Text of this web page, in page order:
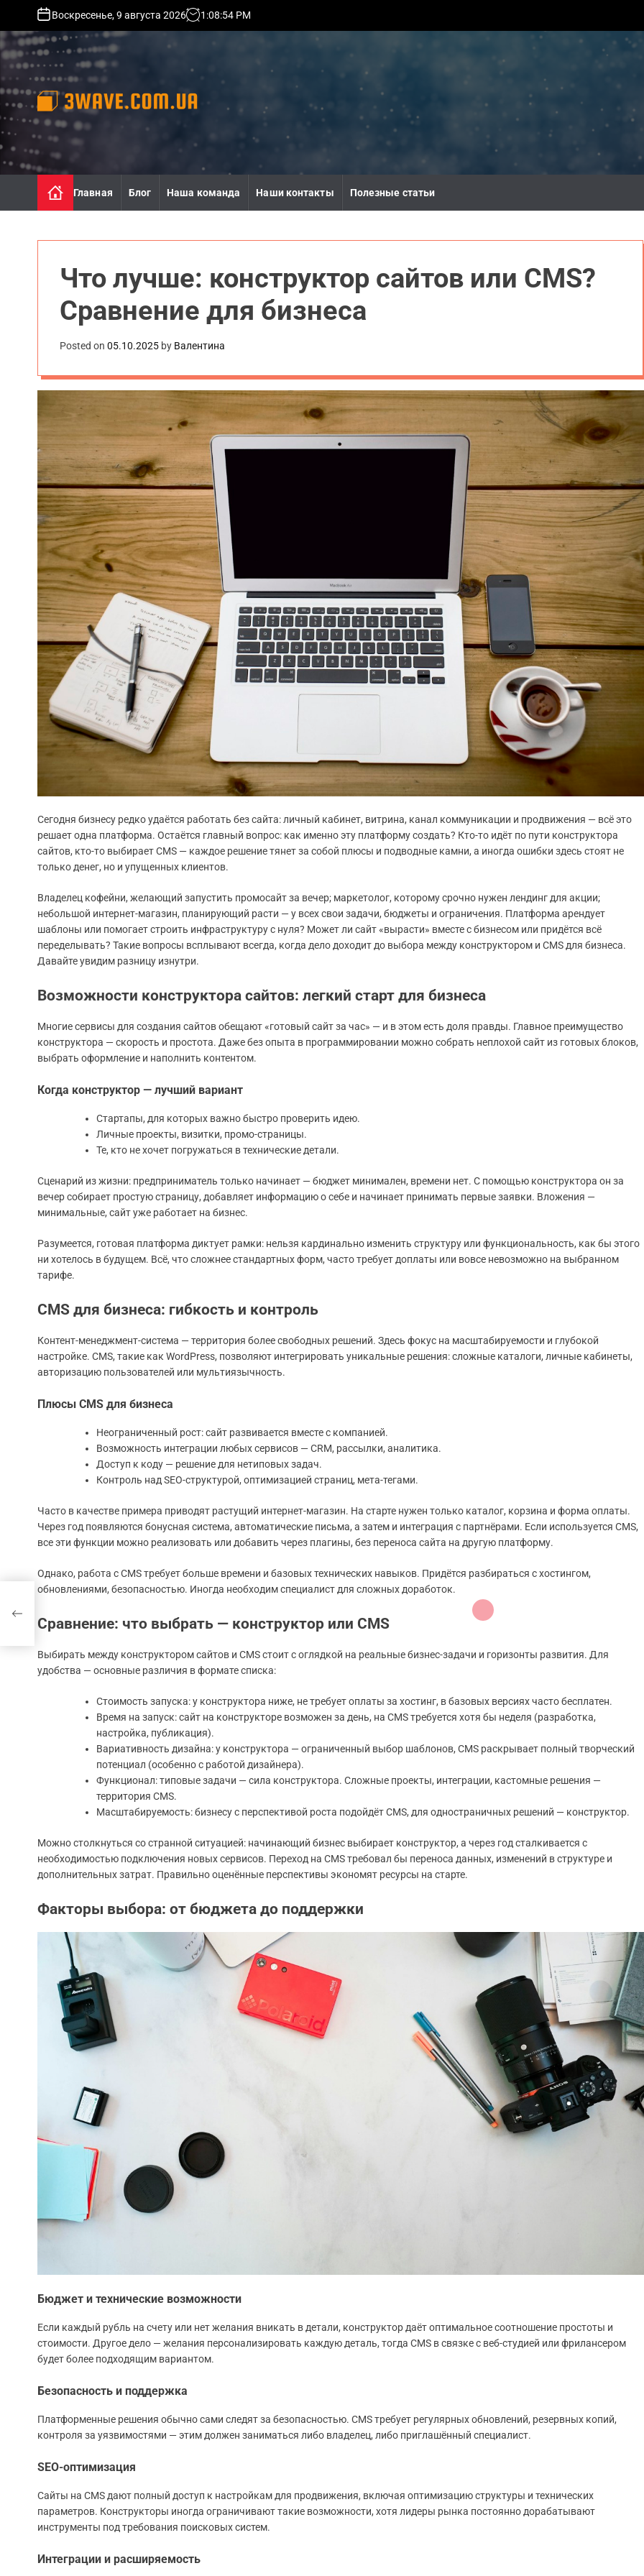
p
o
o
n
t
e
Воскресенье, 9 августа 2026 1 :08:56 PM
3
w
a
v
c
Главная Блог Наша команда Наши контакты Полезные статьи
Что лучше: конструктор сайтов или CMS?
Сравнение для бизнеса
Posted on 05.10.2025 by Валентина
Сегодня бизнесу редко удаётся работать без сайта: личный кабинет, витрина, канал коммуникации и продвижения — всё это
решает одна платформа. Остаётся главный вопрос: как именно эту платформу создать? Кто-то идёт по пути конструктора
сайтов, кто-то выбирает CMS — каждое решение тянет за собой плюсы и подводные камни, а иногда ошибки здесь стоят не
только денег, но и упущенных клиентов.
Владелец кофейни, желающий запустить промосайт за вечер; маркетолог, которому срочно нужен лендинг для акции;
небольшой интернет-магазин, планирующий расти — у всех свои задачи, бюджеты и ограничения. Платформа арендует
шаблоны или помогает строить инфраструктуру с нуля? Может ли сайт «вырасти» вместе с бизнесом или придётся всё
переделывать? Такие вопросы всплывают всегда, когда дело доходит до выбора между конструктором и CMS для бизнеса.
Давайте увидим разницу изнутри.
Возможности конструктора сайтов: легкий старт для бизнеса
Многие сервисы для создания сайтов обещают «готовый сайт за час» — и в этом есть доля правды. Главное преимущество
конструктора — скорость и простота. Даже без опыта в программировании можно собрать неплохой сайт из готовых блоков,
выбрать оформление и наполнить контентом.
Когда конструктор — лучший вариант
Стартапы, для которых важно быстро проверить идею.
Личные проекты, визитки, промо-страницы.
Те, кто не хочет погружаться в технические детали.
Сценарий из жизни: предприниматель только начинает — бюджет минимален, времени нет. С помощью конструктора он за
вечер собирает простую страницу, добавляет информацию о себе и начинает принимать первые заявки. Вложения —
минимальные, сайт уже работает на бизнес.
Разумеется, готовая платформа диктует рамки: нельзя кардинально изменить структуру или функциональность, как бы этого
ни хотелось в будущем. Всё, что сложнее стандартных форм, часто требует доплаты или вовсе невозможно на выбранном
тарифе.
CMS для бизнеса: гибкость и контроль
Контент-менеджмент-система — территория более свободных решений. Здесь фокус на масштабируемости и глубокой
настройке. CMS, такие как WordPress, позволяют интегрировать уникальные решения: сложные каталоги, личные кабинеты,
авторизацию пользователей или мультиязычность.
Плюсы CMS для бизнеса
Неограниченный рост: сайт развивается вместе с компанией.
Возможность интеграции любых сервисов — CRM, рассылки, аналитика.
Доступ к коду — решение для нетиповых задач.
Контроль над SEO-структурой, оптимизацией страниц, мета-тегами.
Часто в качестве примера приводят растущий интернет-магазин. На старте нужен только каталог, корзина и форма оплаты.
Через год появляются бонусная система, автоматические письма, а затем и интеграция с партнёрами. Если используется CMS,
все эти функции можно реализовать или добавить через плагины, без переноса сайта на другую платформу.
Однако, работа с CMS требует больше времени и базовых технических навыков. Придётся разбираться с хостингом,
обновлениями, безопасностью. Иногда необходим специалист для сложных доработок.
Сравнение: что выбрать — конструктор или CMS
Выбирать между конструктором сайтов и CMS стоит с оглядкой на реальные бизнес-задачи и горизонты развития. Для
удобства — основные различия в формате списка:
Стоимость запуска: у конструктора ниже, не требует оплаты за хостинг, в базовых версиях часто бесплатен.
Время на запуск: сайт на конструкторе возможен за день, на CMS требуется хотя бы неделя (разработка,
настройка, публикация).
Вариативность дизайна: у конструктора — ограниченный выбор шаблонов, CMS раскрывает полный творческий
потенциал (особенно с работой дизайнера).
Функционал: типовые задачи — сила конструктора. Сложные проекты, интеграции, кастомные решения —
территория CMS.
Масштабируемость: бизнесу с перспективой роста подойдёт CMS, для одностраничных решений — конструктор.
Можно столкнуться со странной ситуацией: начинающий бизнес выбирает конструктор, а через год сталкивается с
необходимостью подключения новых сервисов. Переход на CMS требовал бы переноса данных, изменений в структуре и
дополнительных затрат. Правильно оценённые перспективы экономят ресурсы на старте.
Факторы выбора: от бюджета до поддержки
Бюджет и технические возможности
Если каждый рубль на счету или нет желания вникать в детали, конструктор даёт оптимальное соотношение простоты и
стоимости. Другое дело — желания персонализировать каждую деталь, тогда CMS в связке с веб-студией или фрилансером
будет более подходящим вариантом.
Безопасность и поддержка
Платформенные решения обычно сами следят за безопасностью. CMS требует регулярных обновлений, резервных копий,
контроля за уязвимостями — этим должен заниматься либо владелец, либо приглашённый специалист.
SEO-оптимизация
Сайты на CMS дают полный доступ к настройкам для продвижения, включая оптимизацию структуры и технических
параметров. Конструкторы иногда ограничивают такие возможности, хотя лидеры рынка постоянно дорабатывают
инструменты под требования поисковых систем.
Интеграции и расширяемость